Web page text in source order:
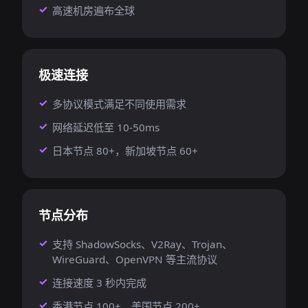
高速机房遍布全球
极速连接
多协议模式满足不同使用需求
网络延迟低至 10-50ms
日本节点 80+，新加坡节点 60+
节点分布
支持 ShadowSocks、V2Ray、Trojan、
WireGuard、OpenVPN 等主流协议
连接速度 3 秒内完成